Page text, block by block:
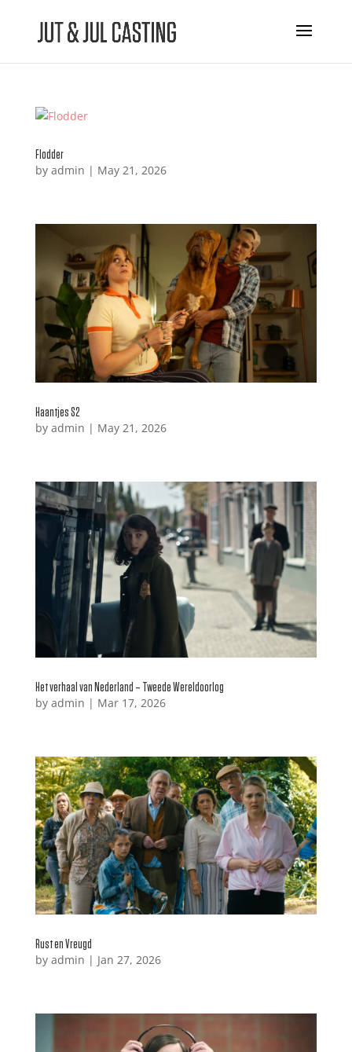
Flodder
by admin | May 21, 2026
Haantjes S2
by admin | May 21, 2026
Het verhaal van Nederland – Tweede Wereldoorlog
by admin | Mar 17, 2026
Rust en Vreugd
by admin | Jan 27, 2026